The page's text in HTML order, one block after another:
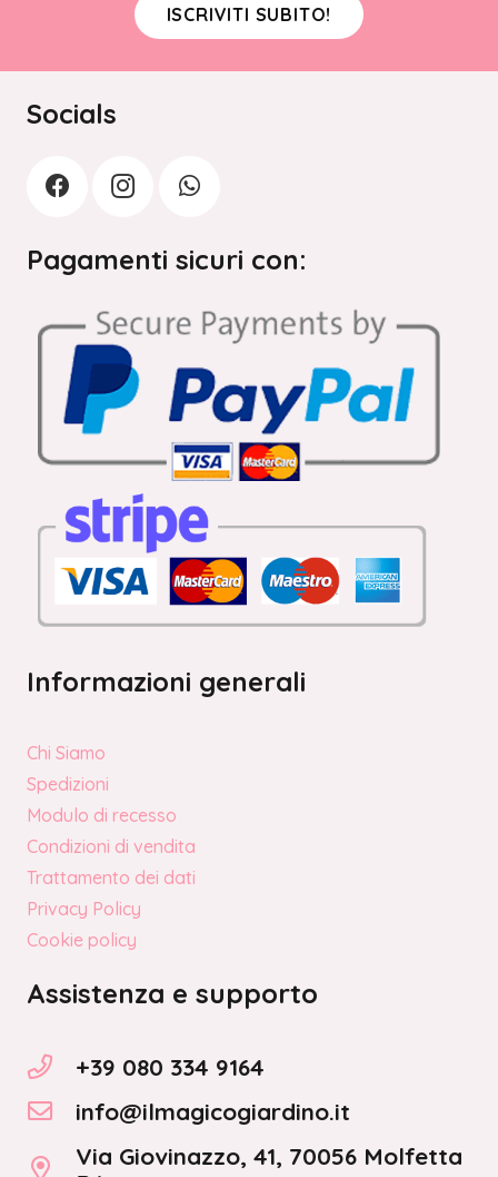
ISCRIVITI SUBITO!
Socials
Pagamenti sicuri con:
Informazioni generali
Chi Siamo
Spedizioni
Modulo di recesso
Condizioni di vendita
Trattamento dei dati
Privacy Policy
Cookie policy
Assistenza e supporto
+39 080 334 9164
info@ilmagicogiardino.it
Via Giovinazzo, 41, 70056 Molfetta